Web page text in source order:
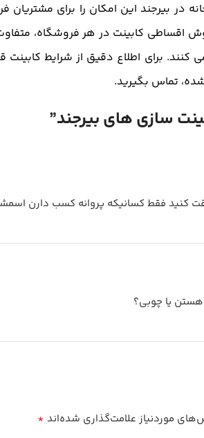
در بیرجند این امکان را برای
اقساطی کابینت در هر فروشگاه،
برای اطلاع دقیق از شرایط کابینت
تماس بگیرید.
سازی های بیرجند”
کنید فقط کسانیکه پروانه کسب دارن
هستن یا چوبی؟
موردنیاز علامت‌گذاری شده‌اند *